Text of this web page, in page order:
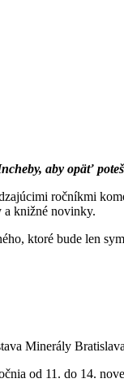
aby opäť
ročníkmi
knižné novinky.
ktoré bude len
Minerály
od 11. do 14.